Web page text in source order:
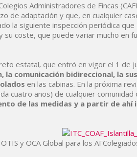
Administradores de Fincas
de adaptación y que, en cualquier
la siguiente inspección periódica
su coste, que puede variar mucho en
estatal, que entró en vigor el 1 de
la comunicación bidireccional, la
en las cabinas. En la próxima
cuatro años) de cualquier
de las medidas y a partir de ahí
y OCA Global para los